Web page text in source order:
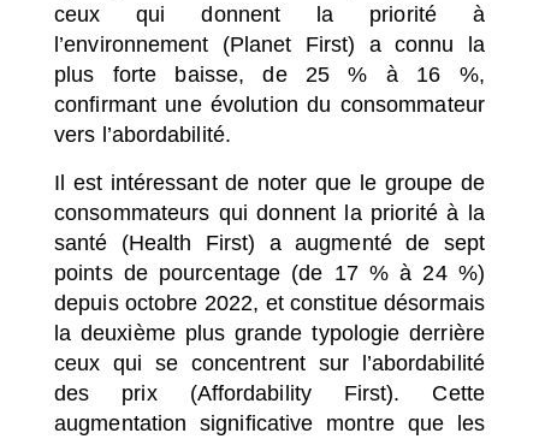
ceux qui donnent la priorité à
l’environnement (Planet First) a connu la
plus forte baisse, de 25 % à 16 %,
confirmant une évolution du consommateur
vers l’abordabilité.
Il est intéressant de noter que le groupe de
consommateurs qui donnent la priorité à la
santé (Health First) a augmenté de sept
points de pourcentage (de 17 % à 24 %)
depuis octobre 2022, et constitue désormais
la deuxième plus grande typologie derrière
ceux qui se concentrent sur l’abordabilité
des prix (Affordability First). Cette
augmentation significative montre que les